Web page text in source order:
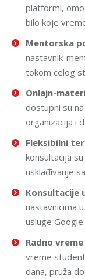
platformi,
bilo koje
Mentorska
nastavnik-
tokom celog
Onlajn-
dostupni su
organizacija i
Fleksibilni
konsultacija
usklađivanje
Konsultacije
nastavnicima
usluge
Radno
vreme
dana, pruža